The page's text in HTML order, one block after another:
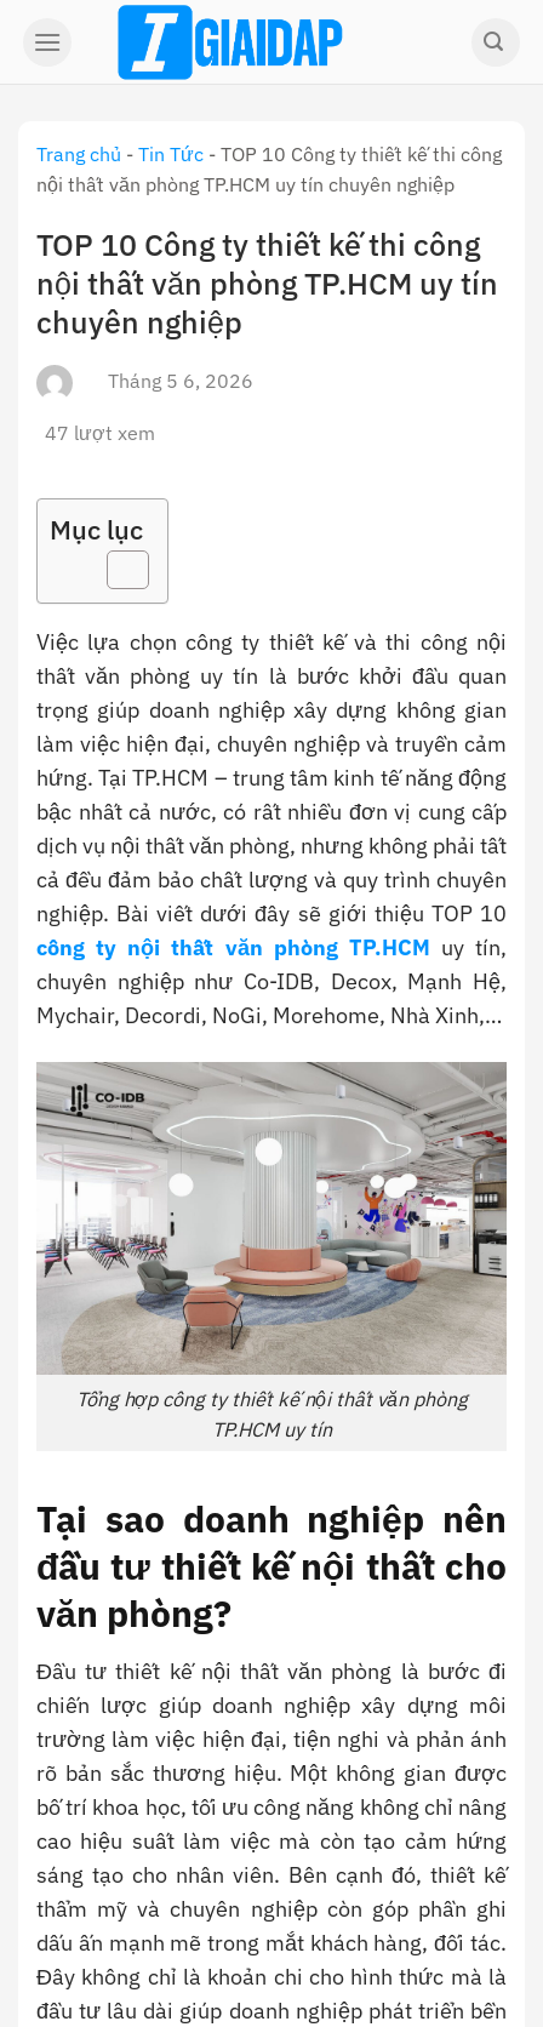
Trang chủ - Tin Tức - TOP 10 Công ty thiết kế thi công
nội thất văn phòng TP.HCM uy tín chuyên nghiệp
TOP 10 Công ty thiết kế thi công
nội thất văn phòng TP.HCM uy tín
chuyên nghiệp
Tháng 5 6, 2026
47 lượt xem
Mục lục
Việc lựa chọn công ty thiết kế và thi công nội
thất văn phòng uy tín là bước khởi đầu quan
trọng giúp doanh nghiệp xây dựng không gian
làm việc hiện đại, chuyên nghiệp và truyền cảm
hứng. Tại TP.HCM – trung tâm kinh tế năng động
bậc nhất cả nước, có rất nhiều đơn vị cung cấp
dịch vụ nội thất văn phòng, nhưng không phải tất
cả đều đảm bảo chất lượng và quy trình chuyên
nghiệp. Bài viết dưới đây sẽ giới thiệu TOP 10
công ty nội thất văn phòng TP.HCM uy tín,
chuyên nghiệp như Co-IDB, Decox, Mạnh Hệ,
Mychair, Decordi, NoGi, Morehome, Nhà Xinh,…
Tổng hợp công ty thiết kế nội thất văn phòng
TP.HCM uy tín
Tại sao doanh nghiệp nên
đầu tư thiết kế nội thất cho
văn phòng?
Đầu tư thiết kế nội thất văn phòng là bước đi
chiến lược giúp doanh nghiệp xây dựng môi
trường làm việc hiện đại, tiện nghi và phản ánh
rõ bản sắc thương hiệu. Một không gian được
bố trí khoa học, tối ưu công năng không chỉ nâng
cao hiệu suất làm việc mà còn tạo cảm hứng
sáng tạo cho nhân viên. Bên cạnh đó, thiết kế
thẩm mỹ và chuyên nghiệp còn góp phần ghi
dấu ấn mạnh mẽ trong mắt khách hàng, đối tác.
Đây không chỉ là khoản chi cho hình thức mà là
đầu tư lâu dài giúp doanh nghiệp phát triển bền